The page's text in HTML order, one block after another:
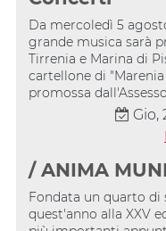
Da mercoledì 5
grande musica sarà
Tirrenia e Marina di
cartellone di
promossa
Gio,
/ ANIMA
Fondata un quarto di
quest'anno alla XXV